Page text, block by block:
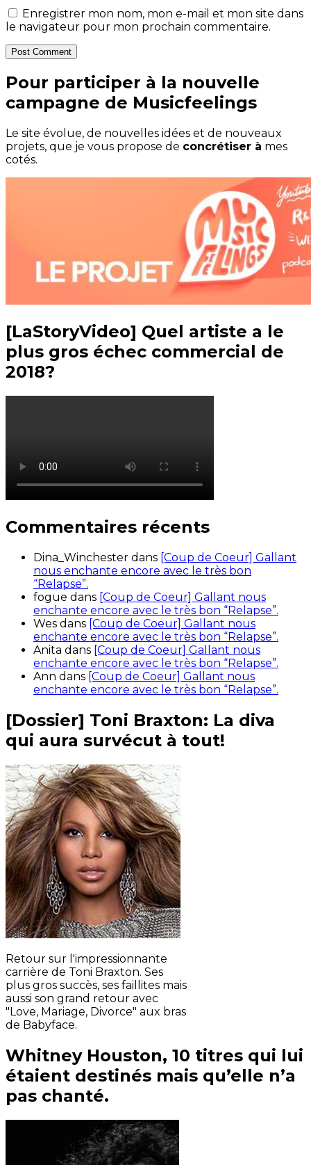
Enregistrer mon nom, mon e-mail et mon site dans
le navigateur pour mon prochain commentaire.
Post Comment
Pour participer à la nouvelle
campagne de Musicfeelings
Le site évolue, de nouvelles idées et de nouveaux
projets, que je vous propose de concrétiser à mes
cotés.
[LaStoryVideo] Quel artiste a le
plus gros échec commercial de
2018?
Commentaires récents
Dina_Winchester dans [Coup de Coeur] Gallant
nous enchante encore avec le très bon
“Relapse”.
fogue dans [Coup de Coeur] Gallant nous
enchante encore avec le très bon “Relapse”.
Wes dans [Coup de Coeur] Gallant nous
enchante encore avec le très bon “Relapse”.
Anita dans [Coup de Coeur] Gallant nous
enchante encore avec le très bon “Relapse”.
Ann dans [Coup de Coeur] Gallant nous
enchante encore avec le très bon “Relapse”.
[Dossier] Toni Braxton: La diva
qui aura survécut à tout!
Retour sur l'impressionnante
carrière de Toni Braxton. Ses
plus gros succès, ses faillites mais
aussi son grand retour avec
"Love, Mariage, Divorce" aux bras
de Babyface.
Whitney Houston, 10 titres qui lui
étaient destinés mais qu’elle n’a
pas chanté.